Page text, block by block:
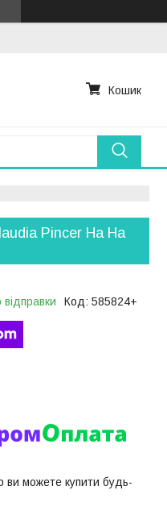
Кошик
Pincer На На
Код: 585824+
ви можете купити будь-